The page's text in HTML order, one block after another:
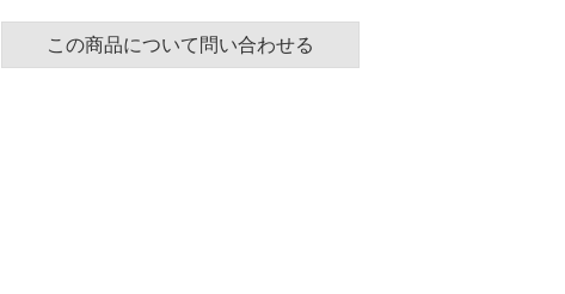
この商品について問い合わせる